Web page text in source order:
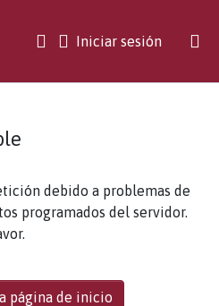
Iniciar sesión(current)
debido a problemas de
programados del servidor.
página de inicio